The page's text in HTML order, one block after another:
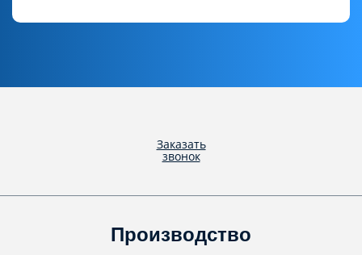
Заказать
звонок
Производство